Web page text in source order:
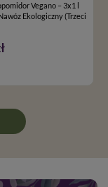
Vegano – 3x1 l
Ekologiczny (Trzeci